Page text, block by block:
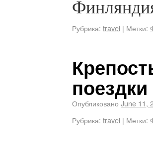
Рубрика: travel | Метки:
Опубликовано June 11,
Рубрика: travel | Метки: